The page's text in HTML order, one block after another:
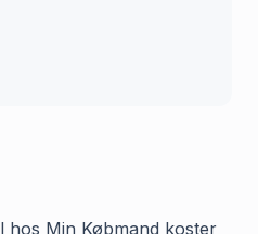
hos Min Købmand koster